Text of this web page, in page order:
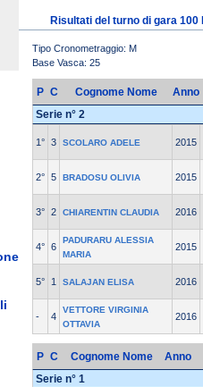
Risultati del turno di gara
Tipo Cronometraggio: M
Base Vasca: 25
P C Cognome Nome
Anno
Serie n° 2
1° 3 SCOLARO ADELE 2015
2° 5 BRADOSU OLIVIA 2015
3° 2 CHIARENTIN CLAUDIA 2016
4° 6
PADURARU ALESSIA
MARIA
2015
5° 1 SALAJAN ELISA 2016
- 4
VETTORE VIRGINIA
OTTAVIA
2016
P C Cognome Nome
Anno
Serie n° 1